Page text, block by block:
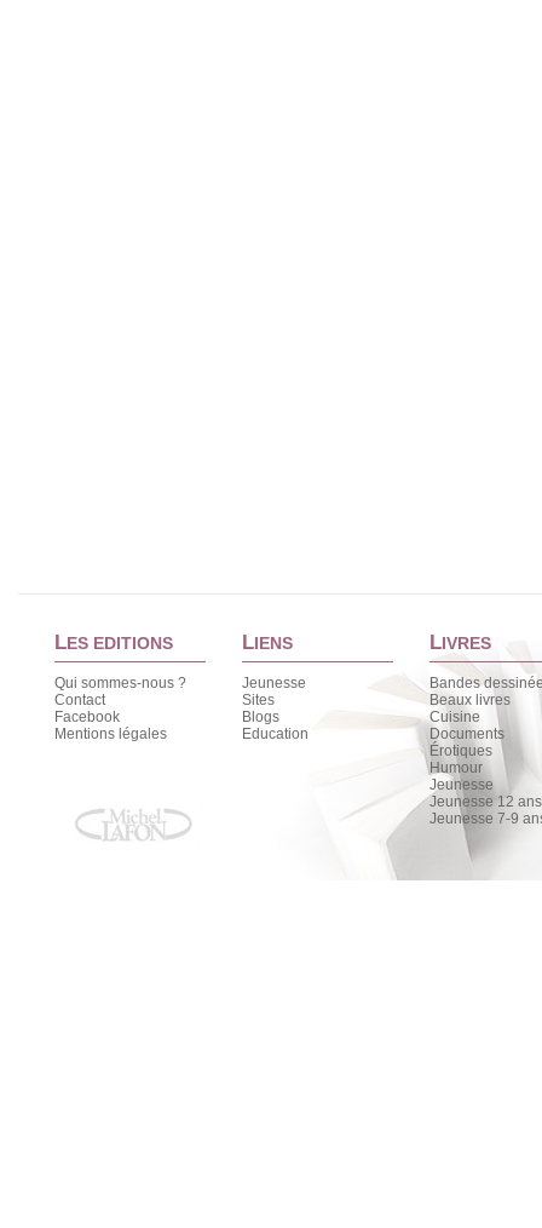
LES EDITIONS
Qui sommes-nous ?
Contact
Facebook
Mentions légales
LIENS
Jeunesse
Sites
Blogs
Education
LIVRES
Bandes
Beaux livres
Cuisine
Documents
Érotiques
Humour
Jeunesse
Jeunesse 12
Jeunesse 7-9